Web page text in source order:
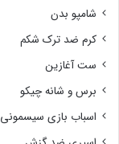
شامپو بدن
کرم ضد ترک شکم
ست آغازین
برس و شانه چیکو
اسباب بازی سیسمونی